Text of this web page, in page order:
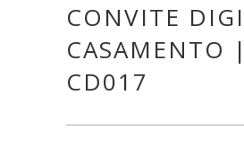
CONVITE
CASAMENTO
CD017